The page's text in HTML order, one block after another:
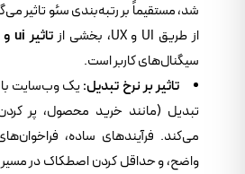
شد، مستقیماً بر رتبه‌بندی سئو تاثیر
از طریق UI و UX، بخشی از
تاثیر ui و ux در سئو
سیگنال‌های کاربر است.
تاثیر بر نرخ تبدیل:
تبدیل (مانند خرید محصول، پر
واضح، و حداقل کردن اصطکاک در مسیر